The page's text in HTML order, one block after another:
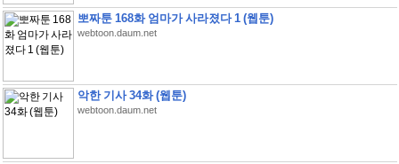
뽀짜툰 168화 엄마가 사라졌다 1 (웹툰)
webtoon.daum.net
악한 기사 34화 (웹툰)
webtoon.daum.net